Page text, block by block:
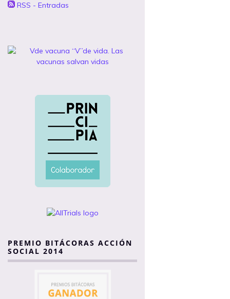
RSS - Entradas
PREMIO BITÁCORAS ACCIÓN
SOCIAL 2014